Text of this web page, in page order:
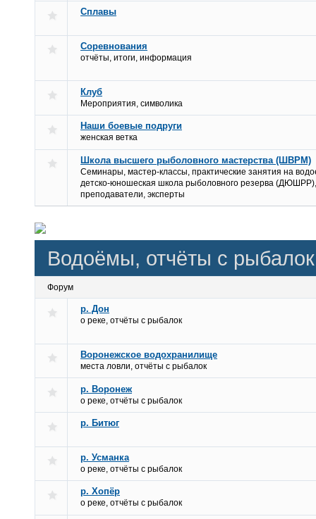
Сплавы
Соревнования
отчёты, итоги, информация
Клуб
Мероприятия, символика
Наши боевые подруги
женская ветка
Школа высшего рыболовного мастерства (ШВРМ)
Семинары, мастер-классы, практические занятия на
детско-юношеская школа рыболовного резерва (ДЮШРР),
преподаватели, эксперты
Водоёмы, отчёты с рыбалок
Форум
р. Дон
о реке, отчёты с рыбалок
Воронежское водохранилище
места ловли, отчёты с рыбалок
р. Воронеж
о реке, отчёты с рыбалок
р. Битюг
р. Усманка
о реке, отчёты с рыбалок
р. Хопёр
о реке, отчёты с рыбалок